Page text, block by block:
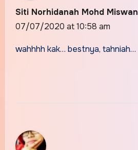
Siti Norhidanah Mohd Miswan
07/07/2020 at 10:58 am
wahhhh kak… bestnya, tahniah…